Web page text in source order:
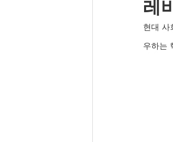
레
현대 사
우하는